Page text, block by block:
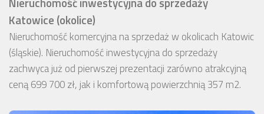
Katowice (okolice)
Nieruchomość komercyjna na sprzedaż w okolicach Katowic
(śląskie). Nieruchomość inwestycyjna do sprzedaży
zachwyca już od pierwszej prezentacji zarówno atrakcyjną
ceną 699 700 zł, jak i komfortową powierzchnią 357 m2.